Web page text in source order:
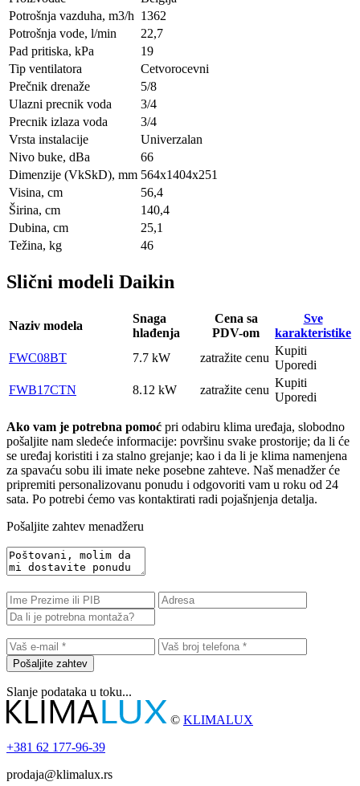
Potrošnja vazduha, m3/h 1362
Potrošnja vode, l/min
22,7
Pad pritiska, kPa
19
Tip ventilatora
Cetvorocevni
Prečnik drenaže
5/8
Ulazni precnik voda
3/4
Precnik izlaza voda
3/4
Vrsta instalacije
Univerzalan
Nivo buke, dBa
66
Dimenzije (VkSkD), mm 564x1404x251
Visina, сm
56,4
Širina, сm
140,4
Dubina, сm
25,1
Težina, kg
46
Slični modeli Daikin
Naziv modela
Snaga
hlađenja
Cena sa
PDV-om
Sve
karakteristike
FWC08BT
7.7 kW zatražite cenu
Kupiti
Uporedi
FWB17CTN
8.12 kW zatražite cenu
Kupiti
Uporedi
Ako vam je potrebna pomoć pri odabiru klima uređaja, slobodno
pošaljite nam sledeće informacije: površinu svake prostorije; da li će
se uređaj koristiti i za stalno grejanje; kao i da li je klima namenjena
za spavaću sobu ili imate neke posebne zahteve. Naš menadžer će
pripremiti personalizovanu ponudu i odgovoriti vam u roku od 24
sata. Po potrebi ćemo vas kontaktirati radi pojašnjenja detalja.
Pošaljite zahtev menadžeru
Pošaljite zahtev
Slanje podataka u toku...
© KLIMALUX
+381 62 177-96-39
prodaja@klimalux.rs